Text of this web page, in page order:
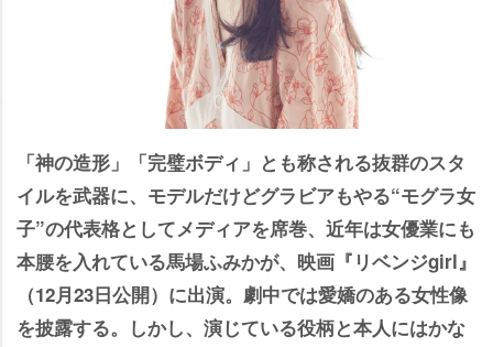
「神の造形」「完璧ボディ」とも称される抜群のスタ
イルを武器に、モデルだけどグラビアもやる“モグラ女
子”の代表格としてメディアを席巻、近年は女優業にも
本腰を入れている馬場ふみかが、映画『リベンジgirl』
（12月23日公開）に出演。劇中では愛嬌のある女性像
を披露する。しかし、演じている役柄と本人にはかな